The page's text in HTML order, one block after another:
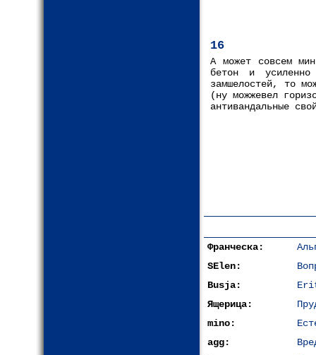
16
А может совсем
бетон и усиленно
замшелостей, то
(ну можжевел
антивандальные
Франческа:
SElen:
Busja:
Ящерица:
mino:
agg: